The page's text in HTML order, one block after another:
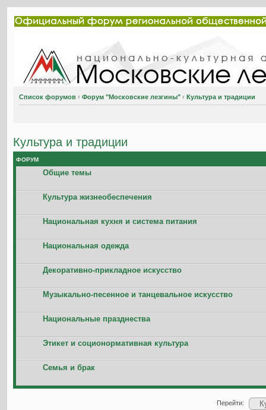
Список форумов ‹ Форум "Московские лезгины" ‹ Культура и традиции
Культура и традиции
ФОРУМ
Общие темы
Культура жизнеобеспечения
Национальная кухня и система питания
Национальная одежда
Декоративно-прикладное искусство
Музыкально-песенное и танцевальное искусство
Национальные празднества
Этикет и соционормативная культура
Семья и брак
Перейти: